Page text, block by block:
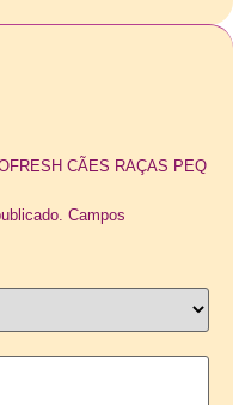
CÃES RAÇAS PEQ
Campos